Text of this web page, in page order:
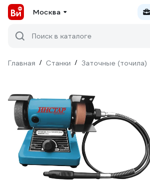
Москва
Поиск в каталоге
Главная / Станки / Заточные (точила)